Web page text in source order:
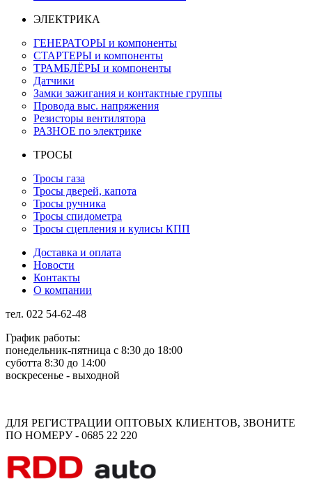
ЭЛЕКТРИКА
ГЕНЕРАТОРЫ и компоненты
СТАРТЕРЫ и компоненты
ТРАМБЛЁРЫ и компоненты
Датчики
Замки зажигания и контактные группы
Провода выс. напряжения
Резисторы вентилятора
РАЗНОЕ по электрике
ТРОСЫ
Тросы газа
Тросы дверей, капота
Тросы ручника
Тросы спидометра
Тросы сцепления и кулисы КПП
Доставка и оплата
Новости
Контакты
О компании
тел. 022 54-62-48
График работы:
понедельник-пятница с 8:30 до 18:00
суботта 8:30 до 14:00
воскресенье - выходной
ДЛЯ РЕГИСТРАЦИИ ОПТОВЫХ КЛИЕНТОВ, ЗВОНИТЕ
ПО НОМЕРУ - 0685 22 220